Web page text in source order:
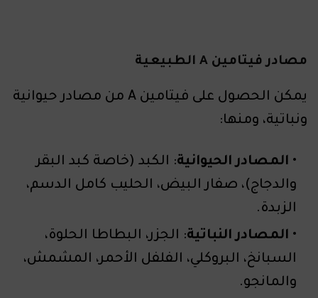
مصادر فيتامين A الطبيعية
يمكن الحصول على فيتامين A من مصادر حيوانية
ونباتية، ومنها:
المصادر الحيوانية: الكبد (خاصة كبد البقر
والدجاج)، صفار البيض، الحليب كامل الدسم،
الزبدة.
المصادر النباتية: الجزر، البطاطا الحلوة،
السبانخ، البروكلي، الفلفل الأحمر، المشمش،
والمانجو.